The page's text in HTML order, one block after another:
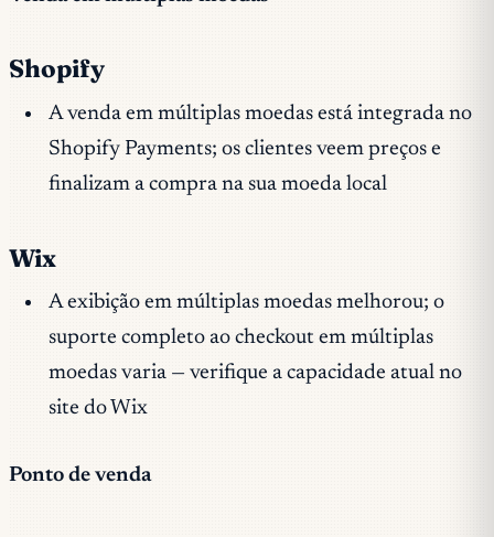
Shopify
A venda em múltiplas moedas está integrada no
Shopify Payments; os clientes veem preços e
finalizam a compra na sua moeda local
Wix
A exibição em múltiplas moedas melhorou; o
suporte completo ao checkout em múltiplas
moedas varia — verifique a capacidade atual no
site do Wix
Ponto de venda